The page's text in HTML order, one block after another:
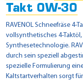
Takt 0W-30
RAVENOL Schneefräse 4-
vollsynthetisches 4-
Synthesetechnologie.
durch sein speziell
spezielle Formulierung
Kaltstartverhalten sorgt